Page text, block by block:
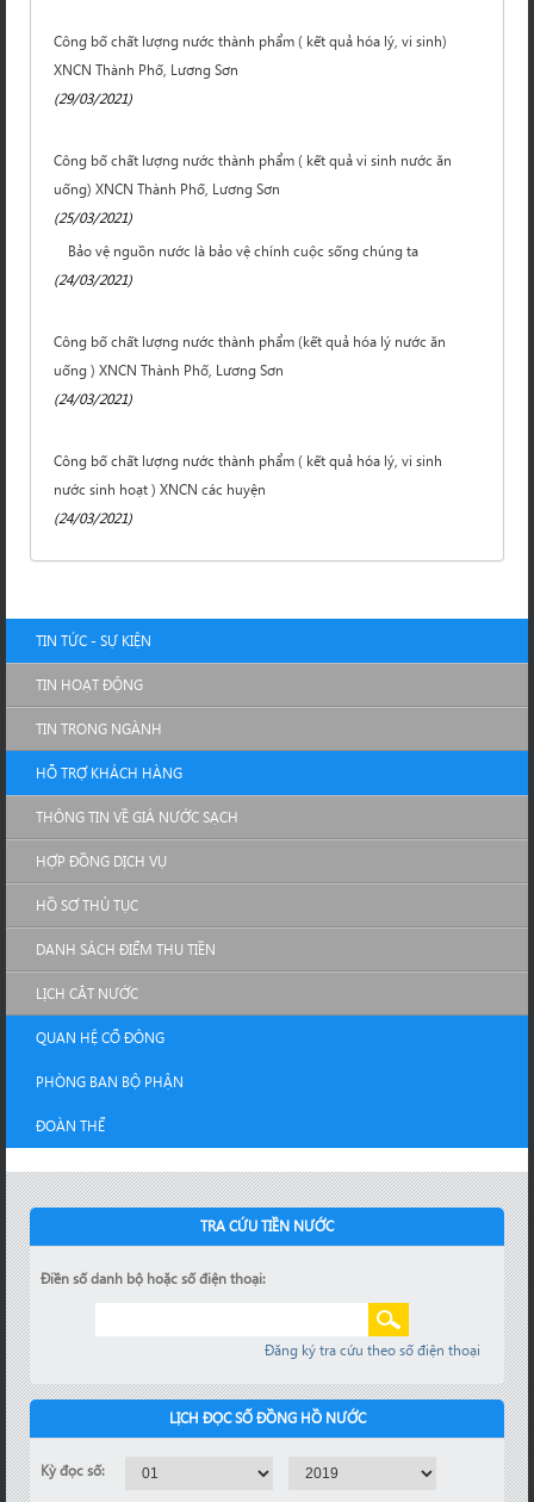
Công bố chất lượng nước thành phẩm ( kết quả hóa lý, vi sinh)
XNCN Thành Phố, Lương Sơn
(29/03/2021)
Công bố chất lượng nước thành phẩm ( kết quả vi sinh nước ăn
uống) XNCN Thành Phố, Lương Sơn
(25/03/2021)
Bảo vệ nguồn nước là bảo vệ chính cuộc sống chúng ta
(24/03/2021)
Công bố chất lượng nước thành phẩm (kết quả hóa lý nước ăn
uống ) XNCN Thành Phố, Lương Sơn
(24/03/2021)
Công bố chất lượng nước thành phẩm ( kết quả hóa lý, vi sinh
nước sinh hoạt ) XNCN các huyện
(24/03/2021)
TIN TỨC - SỰ KIỆN
TIN HOẠT ĐỘNG
TIN TRONG NGÀNH
HỖ TRỢ KHÁCH HÀNG
THÔNG TIN VỀ GIÁ NƯỚC SẠCH
HỢP ĐỒNG DỊCH VỤ
HỒ SƠ THỦ TỤC
DANH SÁCH ĐIỂM THU TIỀN
LỊCH CẮT NƯỚC
QUAN HỆ CỔ ĐÔNG
PHÒNG BAN BỘ PHẬN
ĐOÀN THỂ
TRA CỨU TIỀN NƯỚC
Điền số danh bộ hoặc số điện thoại:
Đăng ký tra cứu theo số điện thoại
LỊCH ĐỌC SỐ ĐỒNG HỒ NƯỚC
Kỳ đọc số: